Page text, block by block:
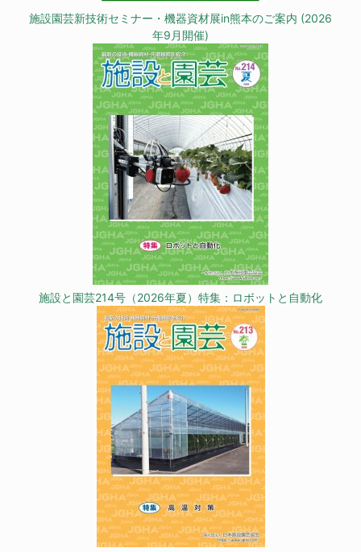
施設園芸新技術セミナー・機器資材展in熊本のご案内 (2026
年9月開催)
施設と園芸214号（2026年夏）特集：ロボットと自動化